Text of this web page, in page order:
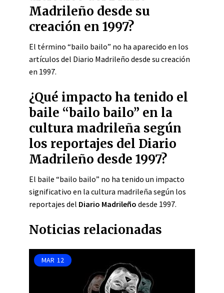
Madrileño desde su
creación en 1997?
El término “bailo bailo” no ha aparecido en los
artículos del Diario Madrileño desde su creación
en 1997.
¿Qué impacto ha tenido el
baile “bailo bailo” en la
cultura madrileña según
los reportajes del Diario
Madrileño desde 1997?
El baile “bailo bailo” no ha tenido un impacto
significativo en la cultura madrileña según los
reportajes del Diario Madrileño desde 1997.
Noticias relacionadas
MAR 12